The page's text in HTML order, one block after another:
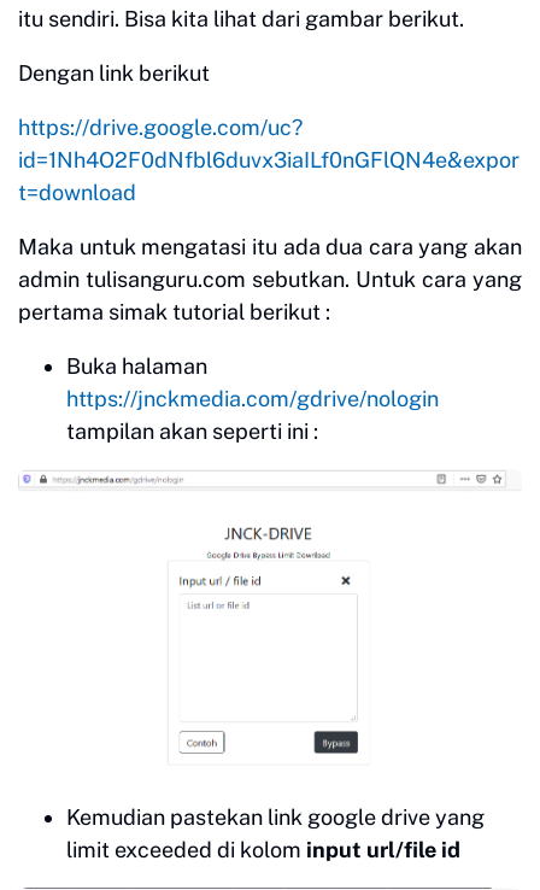
itu sendiri. Bisa kita lihat dari gambar berikut.
Dengan link berikut
https://drive.google.com/uc?
id=1Nh4O2F0dNfbl6duvx3iaILf0nGFlQN4e&expor
t=download
Maka untuk mengatasi itu ada dua cara yang akan
admin tulisanguru.com sebutkan. Untuk cara yang
pertama simak tutorial berikut :
Buka halaman
https://jnckmedia.com/gdrive/nologin
tampilan akan seperti ini :
Kemudian pastekan link google drive yang
limit exceeded di kolom input url/file id